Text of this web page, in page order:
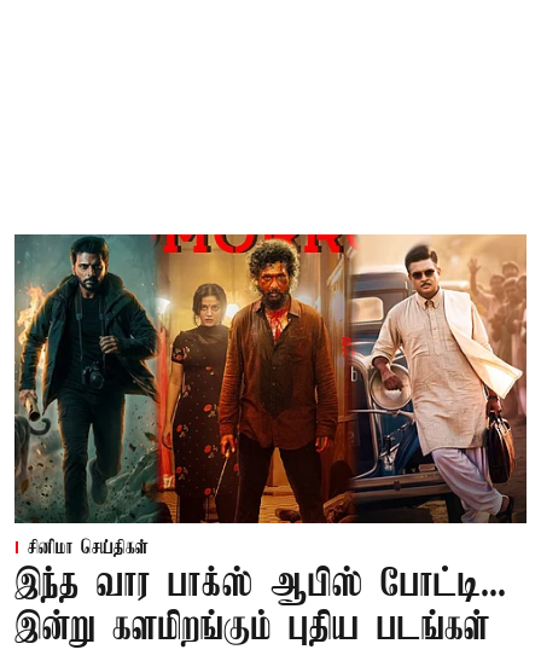
சினிமா செய்திகள்
இந்த வார பாக்ஸ் ஆபிஸ் போட்டி...
இன்று களமிறங்கும் புதிய படங்கள்